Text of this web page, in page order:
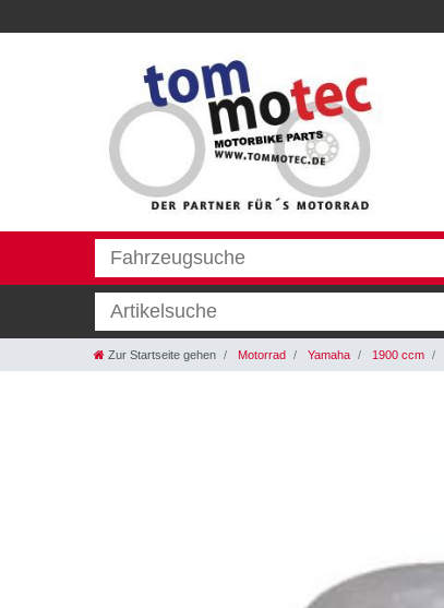
Zur Startseite gehen Motorrad Yamaha 1900 ccm